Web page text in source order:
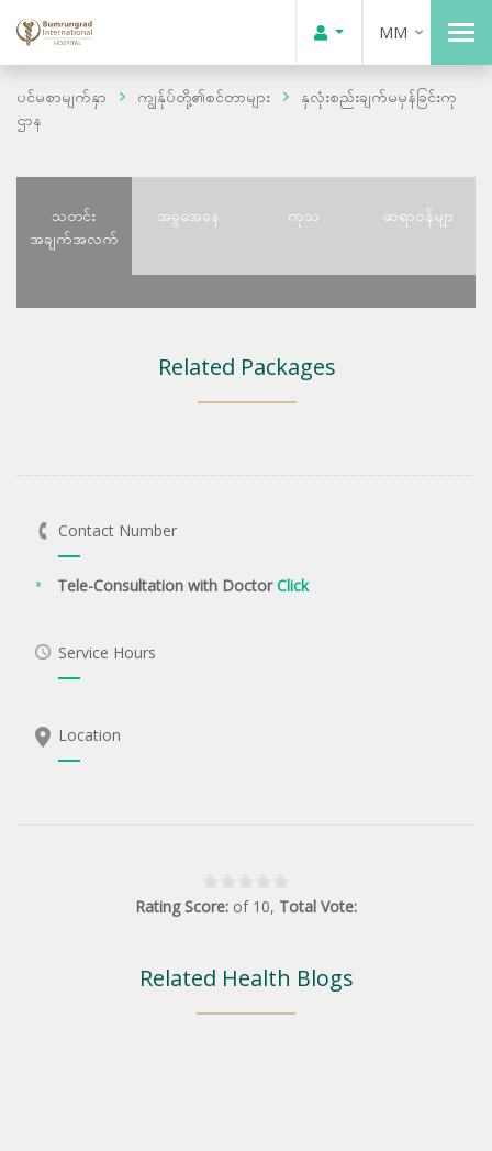
MM
ပင်မစာမျက်နှာ ကျွန်ုပ်တို့၏စင်တာများ
နှလုံးစည်းချက်မမှန်ခြင်းကု
ဌာန
သတင်း
အချက်အလက်
အခွအေနေ ကုသ ဆရာဝန်မျာ
Related Packages
Contact Number
Tele-Consultation with DoctorClick
Service Hours
Location
Rating Score: of 10, Total Vote:
Related Health Blogs